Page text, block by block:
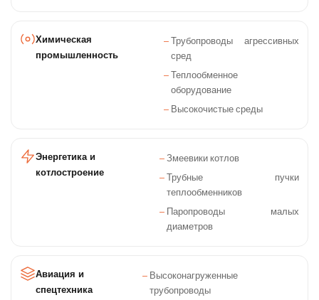
Химическая
промышленность
Трубопроводы агрессивных
сред
Теплообменное
оборудование
Высокочистые среды
Энергетика и
котлостроение
Змеевики котлов
Трубные пучки
теплообменников
Паропроводы малых
диаметров
Авиация и
спецтехника
Высоконагруженные
трубопроводы